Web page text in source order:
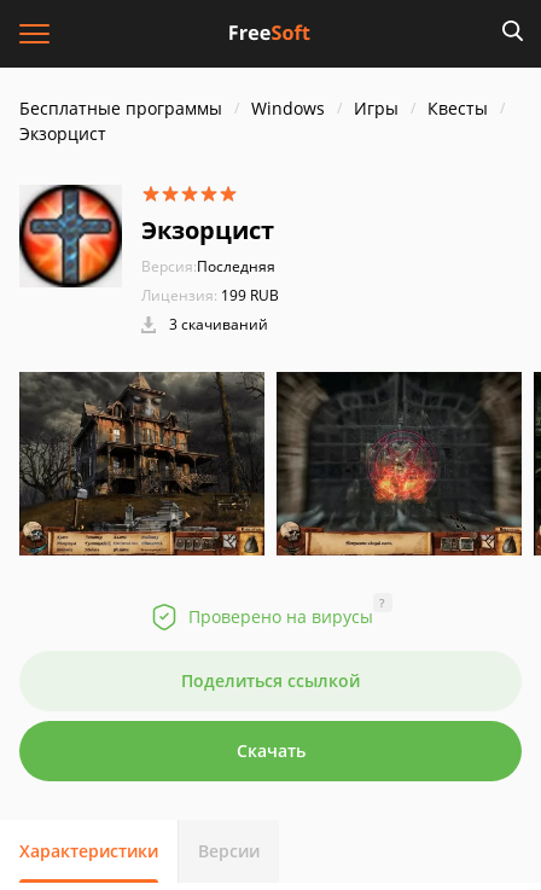
Бесплатные программы Windows Игры
Квесты
Экзорцист
Экзорцист
Версия:Последняя
Лицензия: 199 RUB
3 скачиваний
Проверено на вирусы
?
Поделиться ссылкой
Скачать
Характеристики Версии